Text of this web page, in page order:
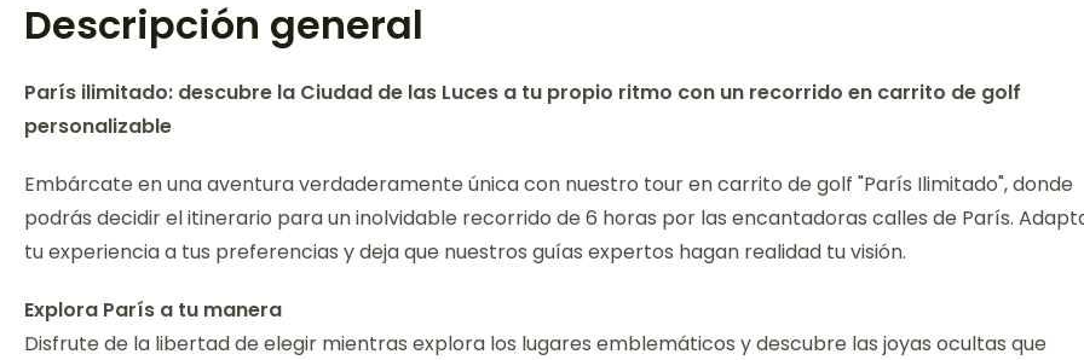
Descripción general
París ilimitado: descubre la Ciudad de las Luces a tu propio ritmo con un recorrido en carrito de golf
personalizable
Embárcate en una aventura verdaderamente única con nuestro tour en carrito de golf "París Ilimitado", donde
podrás decidir el itinerario para un inolvidable recorrido de 6 horas por las encantadoras calles de París.
tu experiencia a tus preferencias y deja que nuestros guías expertos hagan realidad tu visión.
Explora París a tu manera
Disfrute de la libertad de elegir mientras explora los lugares emblemáticos y descubre las joyas ocultas que